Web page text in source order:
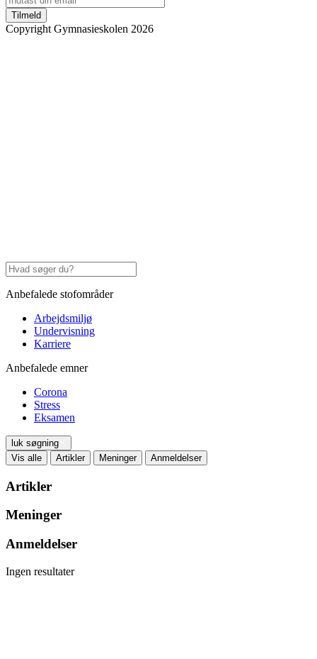
Tilmeld
Copyright Gymnasieskolen 2026
Anbefalede stofområder
Arbejdsmiljø
Undervisning
Karriere
Anbefalede emner
Corona
Stress
Eksamen
luk søgning
Vis alle
Artikler Meninger Anmeldelser
Artikler
Meninger
Anmeldelser
Ingen resultater